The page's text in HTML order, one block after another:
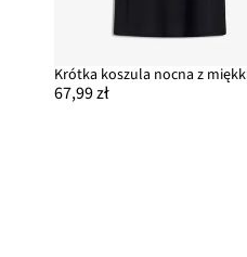
67,99 zł